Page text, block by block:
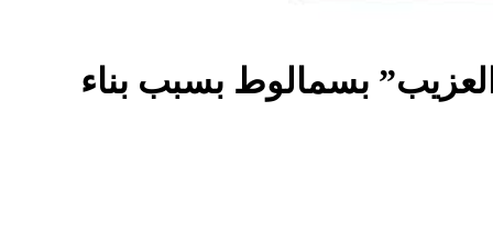
بسمالوط بسبب بناء